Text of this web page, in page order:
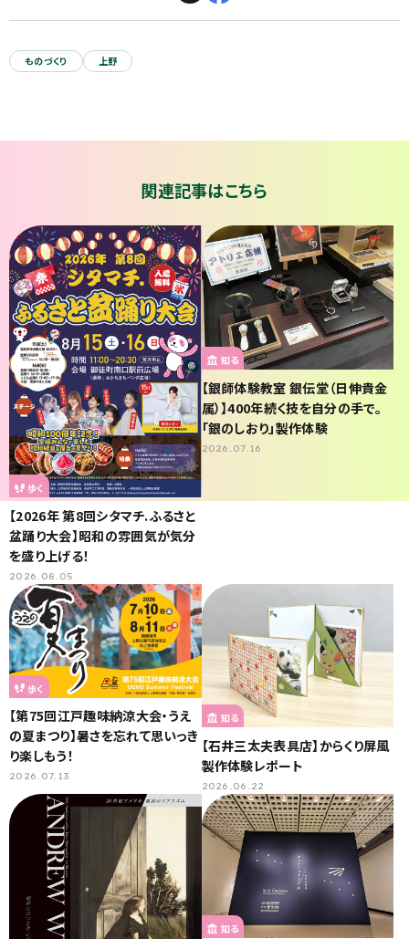
ものづくり 上野
関連記事はこちら
歩く
【2026年 第8回シタマチ.ふるさと
盆踊り大会】昭和の雰囲気が気分
を盛り上げる！
2026.08.05
知る
【銀師体験教室 銀伝堂（日伸貴金
属）】400年続く技を自分の手で。
「銀のしおり」製作体験
2026.07.16
歩く
【第75回江戸趣味納涼大会・うえ
の夏まつり】暑さを忘れて思いっき
り楽しもう！
2026.07.13
知る
【石井三太夫表具店】からくり屏風
製作体験レポート
2026.06.22
知る